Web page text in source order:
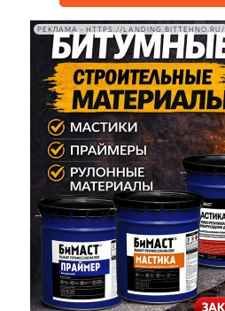
РЕКЛАМА • HTTPS://LANDING.BITTEHNO.RU/